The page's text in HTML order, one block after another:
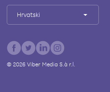
Hrvatski
© 2026Viber Media S.à r.l.